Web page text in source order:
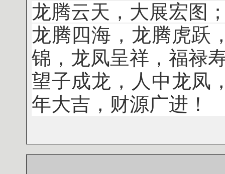
龙腾云天，大展宏图
龙腾四海，龙腾虎跃
锦，龙凤呈祥，福禄
望子成龙，人中龙凤
年大吉，财源广进！